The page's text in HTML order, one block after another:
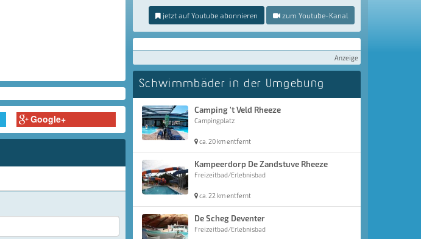
Google+
jetzt auf Youtube abonnieren zum Youtube-Kanal
Anzeige
Schwimmbäder in der Umgebung
Camping 't Veld Rheeze
Campingplatz
ca. 20 km entfernt
Kampeerdorp De Zandstuve Rheeze
Freizeitbad/Erlebnisbad
ca. 22 km entfernt
De Scheg Deventer
Freizeitbad/Erlebnisbad